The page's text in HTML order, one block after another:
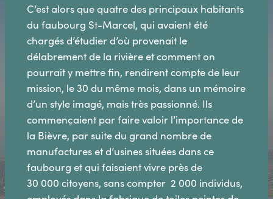
C’est alors que quatre des principaux habitants
du faubourg St-Marcel, qui avaient été
chargés d’étudier d’où provenait le
délabrement de la rivière et comment on
pourrait y mettre fin, rendirent compte de leur
mission, le 30 du même mois, dans un mémoire
d’un style imagé, mais très passionné. Ils
commençaient par faire valoir l’importance de
la Bièvre, par suite du grand nombre de
manufactures et d’usines situées dans ce
faubourg et qui faisaient vivre près de
30 000 citoyens, sans compter 2 000 individus,